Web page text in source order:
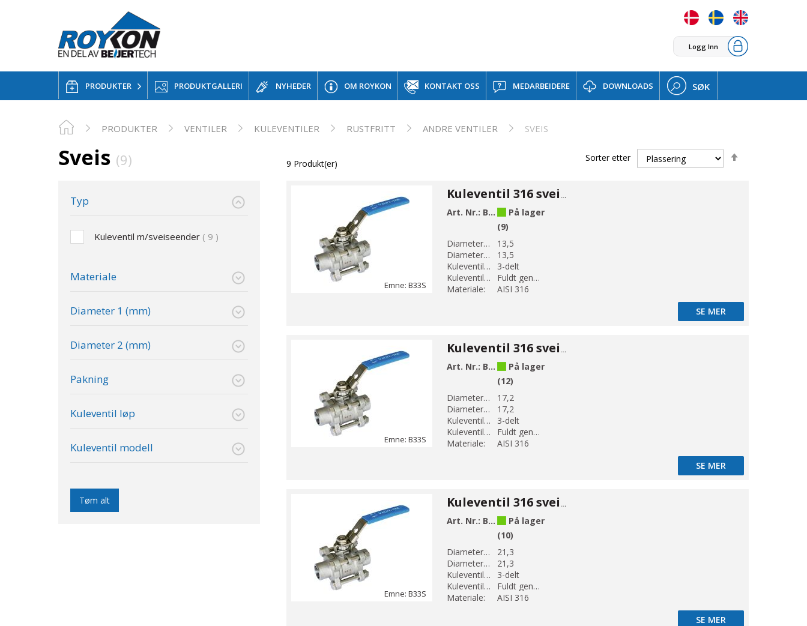
Logg Inn
PRODUKTER PRODUKTGALLERI NYHEDER OM ROYKON KONTAKT OSS MEDARBEIDERE DOWNLOADS SØK
PRODUKTER VENTILER KULEVENTILER RUSTFRITT ANDRE VENTILER SVEIS
Sveis (9)
Typ
Kuleventil m/sveiseender 9
Materiale
Diameter 1 (mm)
Diameter 2 (mm)
Pakning
Kuleventil løp
Kuleventil modell
Tøm alt
9 Produkt(er)
Sorter etter
Emne: B33S
Kuleventil 316 sveiseender 13,5
Art. Nr.: B33S-2
På lager
(9)
Diameter 1 (mm):
13,5
Diameter 2 (mm):
13,5
Kuleventil modell:
3-delt
Kuleventil løp:
Fuldt gennemløb
Materiale:
AISI 316
SE MER
Emne: B33S
Kuleventil 316 sveiseender 17,2
Art. Nr.: B33S-3
På lager
(12)
Diameter 1 (mm):
17,2
Diameter 2 (mm):
17,2
Kuleventil modell:
3-delt
Kuleventil løp:
Fuldt gennemløb
Materiale:
AISI 316
SE MER
Emne: B33S
Kuleventil 316 sveiseender 21,3
Art. Nr.: B33S-4
På lager
(10)
Diameter 1 (mm):
21,3
Diameter 2 (mm):
21,3
Kuleventil modell:
3-delt
Kuleventil løp:
Fuldt gennemløb
Materiale:
AISI 316
SE MER